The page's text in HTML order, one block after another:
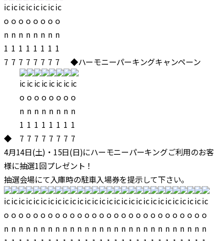
◆ハーモニーパーキングキャンペーン
◆
4月14日(土)・15日(日)にハーモニーパーキングご利用のお客
様に抽選1回プレゼント！
抽選会場にて入庫時の駐車入場券を提示して下さい。